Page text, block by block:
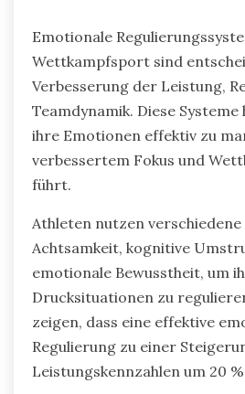
Emotionale
Wettkampfsport sind
Verbesserung der Leistung,
Teamdynamik. Diese
ihre Emotionen effektiv zu
verbessertem Fokus und
führt.
Athleten nutzen verschiedene
Achtsamkeit, kognitive
emotionale Bewusstheit, um
Drucksituationen zu
zeigen, dass eine effektive
Regulierung zu einer
Leistungskennzahlen um 20